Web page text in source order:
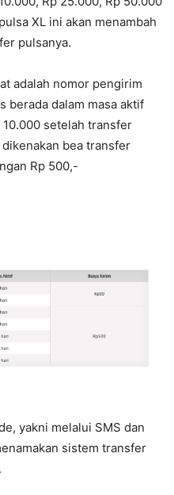
XL ini akan menambah
pulsanya.
adalah nomor pengirim
berada dalam masa aktif
setelah transfer
dikenakan bea transfer
Rp 500,-
yakni melalui SMS dan
sistem transfer